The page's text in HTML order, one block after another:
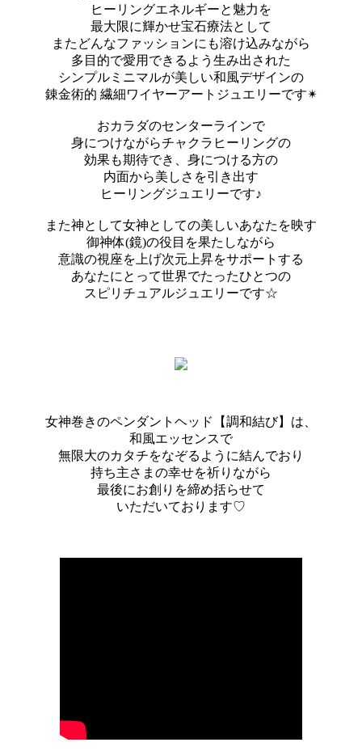
ヒーリングエネルギーと魅力を
最大限に輝かせ宝石療法として
またどんなファッションにも溶け込みながら
多目的で愛用できるよう生み出された
シンプルミニマルが美しい和風デザインの
錬金術的 繊細ワイヤーアートジュエリーです✴︎
おカラダのセンターラインで
身につけながらチャクラヒーリングの
効果も期待でき、身につける方の
内面から美しさを引き出す
ヒーリングジュエリーです♪
また神として女神としての美しいあなたを映す
御神体(鏡)の役目を果たしながら
意識の視座を上げ次元上昇をサポートする
あなたにとって世界でたったひとつの
スピリチュアルジュエリーです☆
女神巻きのペンダントヘッド【調和結び】は、
和風エッセンスで
無限大のカタチをなぞるように結んでおり
持ち主さまの幸せを祈りながら
最後にお創りを締め括らせて
いただいております♡